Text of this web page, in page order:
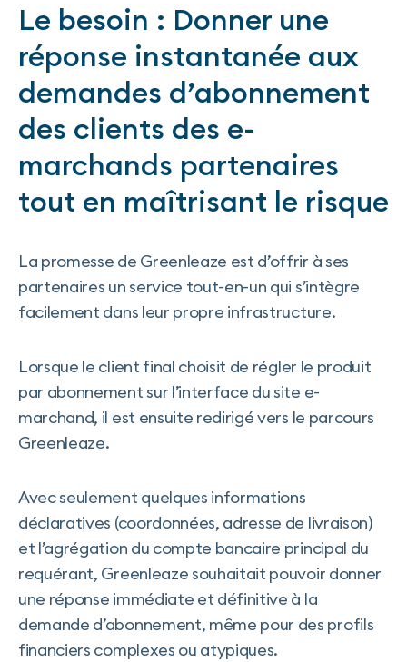
Le besoin : Donner une
réponse instantanée aux
demandes d’abonnement
des clients des e-
marchands partenaires
tout en maîtrisant le risque
La promesse de Greenleaze est d’offrir à ses
partenaires un service tout-en-un qui s’intègre
facilement dans leur propre infrastructure.
Lorsque le client final choisit de régler le produit
par abonnement sur l’interface du site e-
marchand, il est ensuite redirigé vers le parcours
Greenleaze.
Avec seulement quelques informations
déclaratives (coordonnées, adresse de livraison)
et l’agrégation du compte bancaire principal du
requérant, Greenleaze souhaitait pouvoir donner
une réponse immédiate et définitive à la
demande d’abonnement, même pour des profils
financiers complexes ou atypiques.